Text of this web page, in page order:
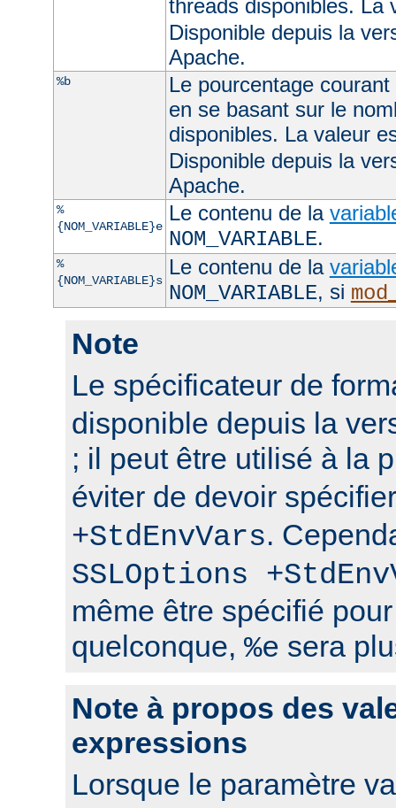
threads disponibles.
Disponible depuis la
Apache.
%b
Le pourcentage
en se basant sur le
disponibles. La valeur
Disponible depuis la
Apache.
%
{NOM_VARIABLE}e
Le contenu de la
NOM_VARIABLE.
%
{NOM_VARIABLE}s
Le contenu de la
NOM_VARIABLE, si
Note
Le spécificateur de
disponible depuis la
; il peut être utilisé à la
éviter de devoir
+StdEnvVars.
SSLOptions
même être spécifié
quelconque, %e sera
Note à propos des
expressions
Lorsque le paramètre